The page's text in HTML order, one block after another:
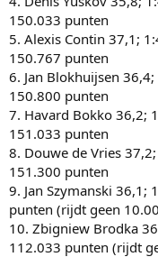
150.033 punten
5. Alexis Contin 37,1;
150.767 punten
6. Jan Blokhuijsen
150.800 punten
7. Havard Bokko 36,2;
151.033 punten
8. Douwe de Vries
151.300 punten
9. Jan Szymanski
punten (rijdt geen
10. Zbigniew Brodka
112.033 punten (rijdt